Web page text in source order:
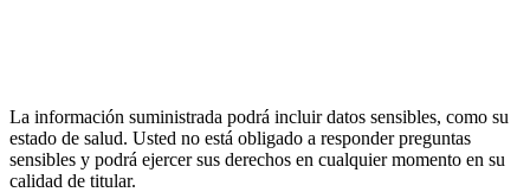
La información suministrada podrá incluir datos sensibles, como su
estado de salud. Usted no está obligado a responder preguntas
sensibles y podrá ejercer sus derechos en cualquier momento en su
calidad de titular.